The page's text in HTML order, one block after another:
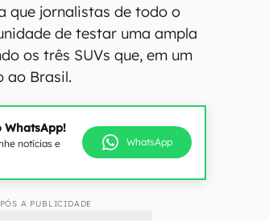
que jornalistas de todo o
de testar uma ampla
os três SUVs que, em um
ao Brasil.
WhatsApp!
notícias e
WhatsApp
A PUBLICIDADE